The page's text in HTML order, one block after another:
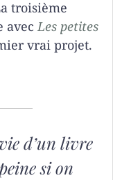
troisième
avec Les petites
vrai projet.
d’un livre
si on